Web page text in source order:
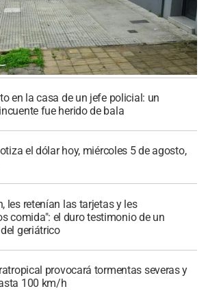
en la casa de un jefe policial: un
fue herido de bala
el dólar hoy, miércoles 5 de agosto,
les retenían las tarjetas y les
comida": el duro testimonio de un
geriátrico
provocará tormentas severas y
100 km/h